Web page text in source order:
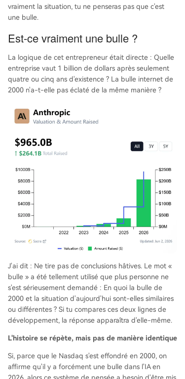
vraiment la situation, tu ne penseras pas que c'est
une bulle.
Est-ce vraiment une bulle ?
La logique de cet entrepreneur était directe : Quelle
entreprise vaut 1 billion de dollars après seulement
quatre ou cinq ans d'existence ? La bulle internet de
2000 n'a-t-elle pas éclaté de la même manière ?
J'ai dit : Ne tire pas de conclusions hâtives. Le mot «
bulle » a été tellement utilisé que plus personne ne
s'est sérieusement demandé : En quoi la bulle de
2000 et la situation d'aujourd'hui sont-elles similaires
ou différentes ? Si tu compares ces deux lignes de
développement, la réponse apparaîtra d'elle-même.
L'histoire se répète, mais pas de manière identique
Si, parce que le Nasdaq s'est effondré en 2000, on
affirme qu'il y a forcément une bulle dans l'IA en